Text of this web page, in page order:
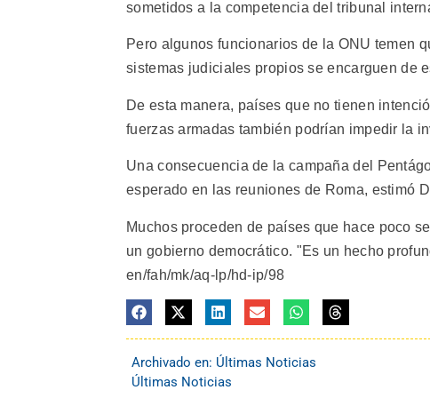
sometidos a la competencia del tribunal
Pero algunos funcionarios de la ONU temen
sistemas judiciales propios se encarguen de
De esta manera, países que no tienen
fuerzas armadas también podrían impedir la
Una consecuencia de la campaña del
esperado en las reuniones de Roma, estimó
Muchos proceden de países que hace poco
un gobierno democrático. "Es un hecho
en/fah/mk/aq-lp/hd-ip/98
Archivado en: Últimas Noticias
Últimas Noticias